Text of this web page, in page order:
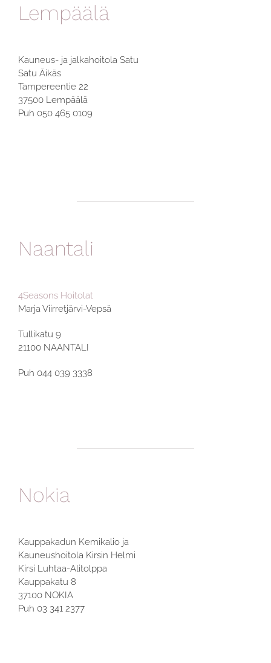
Lempäälä
Kauneus- ja jalkahoitola Satu
Satu Äikäs
Tampereentie 22
37500 Lempäälä
Puh 050 465 0109
Naantali
4Seasons Hoitolat
Marja Viirretjärvi-Vepsä
Tullikatu 9
21100 NAANTALI
Puh 044 039 3338
Nokia
Kauppakadun Kemikalio ja
Kauneushoitola Kirsin Helmi
Kirsi Luhtaa-Alitolppa
Kauppakatu 8
37100 NOKIA
Puh 03 341 2377